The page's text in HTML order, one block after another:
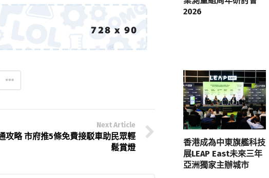
Next Article
攻略 市府推5條免費接駁車助民眾輕
鬆賞燈
2026
香港成為中東旗艦科技
展LEAP East未來三年
亞洲獨家主辦城市